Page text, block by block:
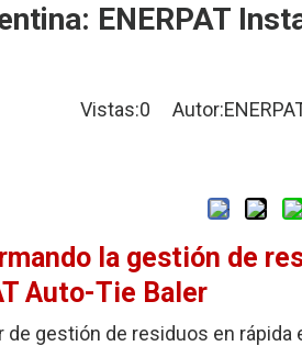
ENERPAT
Vistas:0
la gestión de
Auto-Tie Baler
de gestión de residuos en